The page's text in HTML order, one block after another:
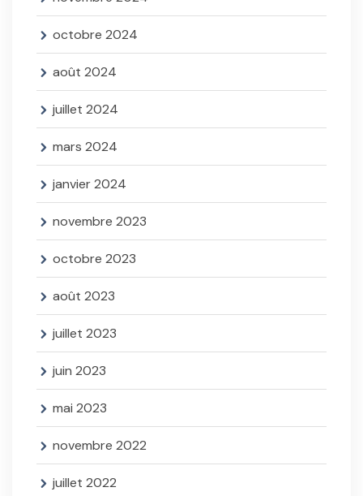
octobre 2024
août 2024
juillet 2024
mars 2024
janvier 2024
novembre 2023
octobre 2023
août 2023
juillet 2023
juin 2023
mai 2023
novembre 2022
juillet 2022